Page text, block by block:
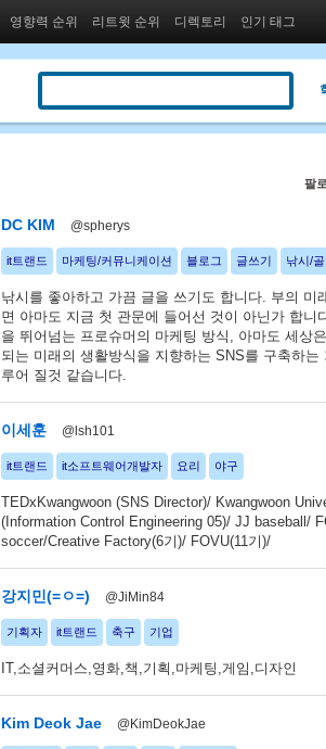
영향력 순위 리트윗 순위 디렉토리 인기 태그
팔
DC KIM @spherys
it트랜드 마케팅/커뮤니케이션 블로그 글쓰기 낚시/
낚시를 좋아하고 가끔 글을 쓰기도 합니다. 부의 미
면 아마도 지금 첫 관문에 들어선 것이 아닌가 합니
을 뛰어넘는 프로슈머의 마케팅 방식, 아마도 세상
되는 미래의 생활방식을 지향하는 SNS를 구축하는
루어 질것 같습니다.
이세훈 @lsh101
it트랜드 it소프트웨어개발자 요리 야구
TEDxKwangwoon (SNS Director)/ Kwangwoon
(Information Control Engineering 05)/ JJ baseball/
soccer/Creative Factory(6기)/ FOVU(11기)/
강지민(=ㅇ=) @JiMin84
기획자 it트랜드 축구 기업
IT,소셜커머스,영화,책,기획,마케팅,게임,디자인
Kim Deok Jae @KimDeokJae